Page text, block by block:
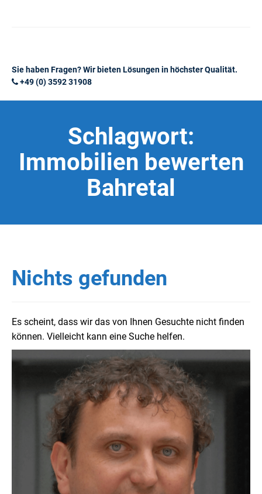
Sie haben Fragen? Wir bieten Lösungen in höchster Qualität.
+49 (0) 3592 31908
Schlagwort:
Immobilien bewerten
Bahretal
Nichts gefunden
Es scheint, dass wir das von Ihnen Gesuchte nicht finden
können. Vielleicht kann eine Suche helfen.